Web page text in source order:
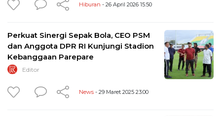
Hiburan - 26 April 2026 15:50
Perkuat Sinergi Sepak Bola, CEO PSM
dan Anggota DPR RI Kunjungi Stadion
Kebanggaan Parepare
Editor
News - 29 Maret 2025 23:00